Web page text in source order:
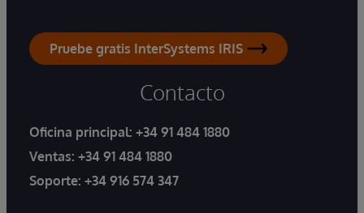
Pruebe gratis InterSystems IRIS
Contacto
Oficina principal: +34 91 484 1880
Ventas: +34 91 484 1880
Soporte: +34 916 574 347